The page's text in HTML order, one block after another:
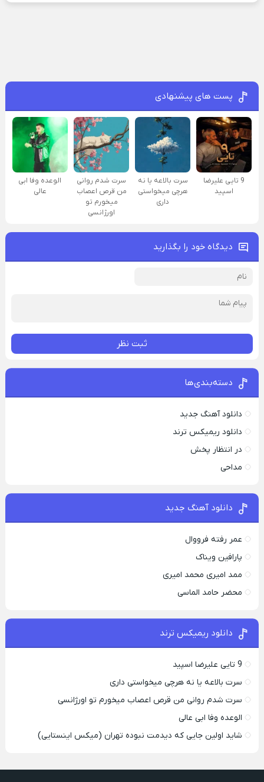
پست های پیشنهادی
9 تایی علیرضا
اسپید
سرت بالاعه یا نه
هرچی میخواستی
داری
سرت شدم روانی
من قرص اعصاب
میخورم تو
اورژانسی
الوعده وفا ابی
عالی
دیدگاه خود را بگذارید
ثبت نظر
دسته‌بندی‌ها
دانلود آهنگ جدید
دانلود ریمیکس ترند
در انتظار پخش
مداحی
دانلود آهنگ جدید
عمر رفته فرووال
پارافين ویناک
ممد امیری محمد امیری
محضر حامد الماسی
دانلود ریمیکس ترند
9 تایی علیرضا اسپید
سرت بالاعه یا نه هرچی میخواستی داری
سرت شدم روانی من قرص اعصاب میخورم تو اورژانسی
الوعده وفا ابی عالی
شاید اولین جایی که دیدمت نبوده تهران (میکس اینستایی)